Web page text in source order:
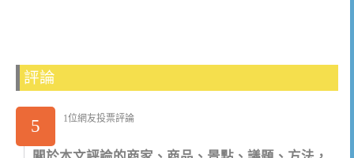
評論
5 1位網友投票評論